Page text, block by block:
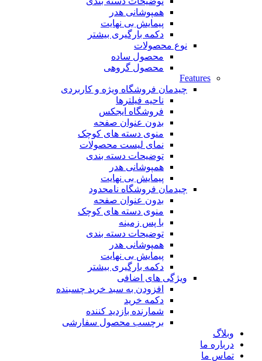
همپوشانی هدر
پیمایش بی نهایت
دکمه بارگیری بیشتر
نوع محصولات
محصول ساده
محصول گروهی
Features
چیدمان فروشگاه ویژه و کاربردی
ناحیه فیلترها
فروشگاه ایجکس
بدون عنوان صفحه
منوی دسته های کوچک
نمای لیست محصولات
توضیحات دسته بندی
همپوشانی هدر
پیمایش بی نهایت
چیدمان فروشگاه نامحدود
بدون عنوان صفحه
منوی دسته های کوچک
با پس زمینه
توضیحات دسته بندی
همپوشانی هدر
پیمایش بی نهایت
دکمه بارگیری بیشتر
ویژگی های اضافی
افزودن به سبد خرید چسبنده
دکمه خرید
شمارنده بازدید کننده
برچسب محصول سفارشی
وبلاگ
درباره ما
تماس ما